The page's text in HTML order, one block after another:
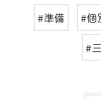
#準備 #個
#